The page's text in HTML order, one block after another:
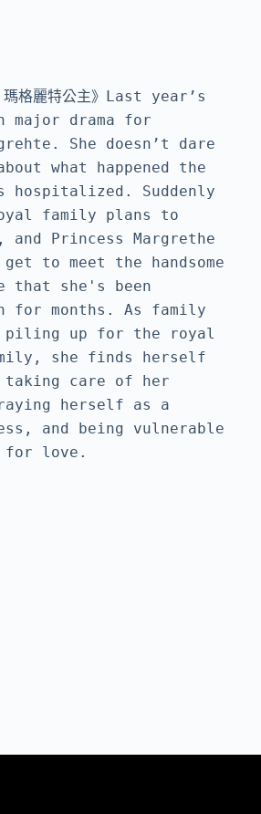
瑪格麗特公主》Last year’s
major drama for
She doesn’t dare
what happened the
hospitalized. Suddenly
family plans to
Princess Margrethe
to meet the handsome
that she's been
for months. As family
piling up for the royal
she finds herself
taking care of her
herself as a
and being vulnerable
for love.